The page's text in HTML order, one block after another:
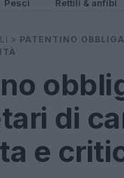
Pesci Rettili & anfibi
» PATENTINO
di
e